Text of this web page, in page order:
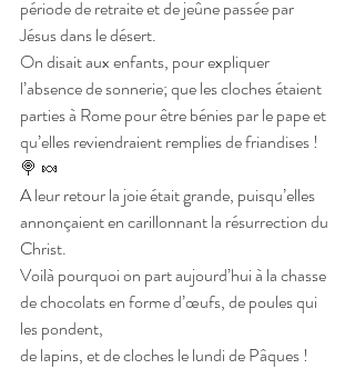
période de retraite et de jeûne passée par
Jésus dans le désert.
On disait aux enfants, pour expliquer
l’absence de sonnerie; que les cloches étaient
parties à Rome pour être bénies par le pape et
qu’elles reviendraient remplies de friandises !
🍭 🍬
A leur retour la joie était grande, puisqu’elles
annonçaient en carillonnant la résurrection du
Christ.
Voilà pourquoi on part aujourd’hui à la chasse
de chocolats en forme d’œufs, de poules qui
les pondent,
de lapins, et de cloches le lundi de Pâques !